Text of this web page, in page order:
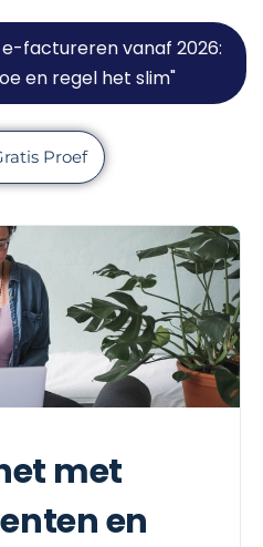
factureren vanaf 2026:
en regel het slim"
Proef
met
en